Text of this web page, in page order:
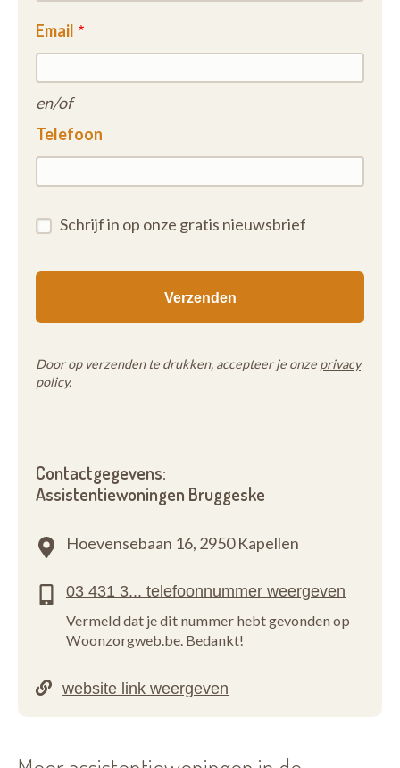
Email
en/of
Telefoon
Schrijf in op onze gratis nieuwsbrief
Door op verzenden te drukken, accepteer je onze privacy
policy.
Contactgegevens:
Assistentiewoningen Bruggeske
Hoevensebaan 16, 2950 Kapellen
Vermeld dat je dit nummer hebt gevonden op
Woonzorgweb.be. Bedankt!